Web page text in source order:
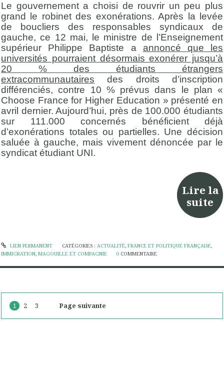
Le gouvernement a choisi de rouvrir un peu plus
grand le robinet des exonérations. Après la levée
de boucliers des responsables syndicaux de
gauche, ce 12 mai, le ministre de l’Enseignement
supérieur Philippe Baptiste a annoncé que les
universités pourraient désormais exonérer jusqu’à
20 % des étudiants étrangers
extracommunautaires des droits d’inscription
différenciés, contre 10 % prévus dans le plan «
Choose France for Higher Education » présenté en
avril dernier. Aujourd’hui, près de 100.000 étudiants
sur 111.000 concernés bénéficient déjà
d’exonérations totales ou partielles. Une décision
saluée à gauche, mais vivement dénoncée par le
syndicat étudiant UNI.
Lire la
suite
LIEN PERMANENT CATÉGORIES : ACTUALITÉ, FRANCE ET POLITIQUE FRANÇAISE,
IMMIGRATION, MAGOUILLE ET COMPAGNIE 0 COMMENTAIRE
1 2 3 Page suivante